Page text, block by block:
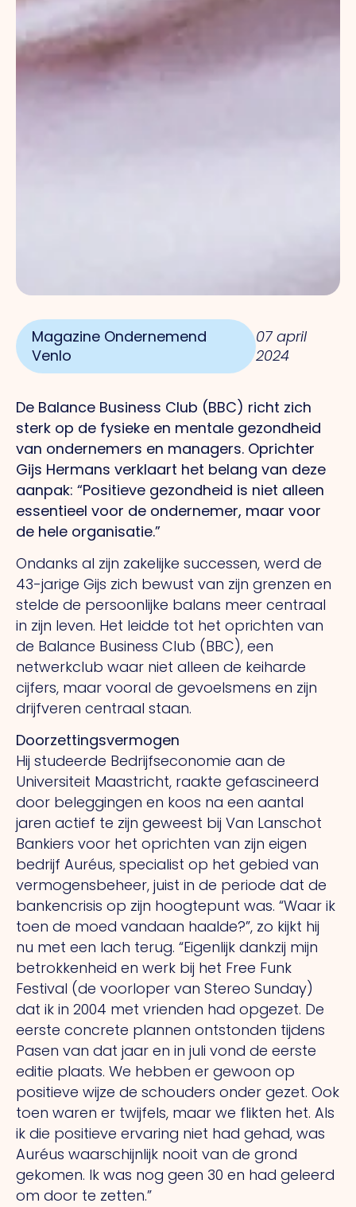
Magazine Ondernemend
Venlo
07 april
2024
De Balance Business Club (BBC) richt zich
sterk op de fysieke en mentale gezondheid
van ondernemers en managers. Oprichter
Gijs Hermans verklaart het belang van deze
aanpak: “Positieve gezondheid is niet alleen
essentieel voor de ondernemer, maar voor
de hele organisatie.”
Ondanks al zijn zakelijke successen, werd de
43-jarige Gijs zich bewust van zijn grenzen en
stelde de persoonlijke balans meer centraal
in zijn leven. Het leidde tot het oprichten van
de Balance Business Club (BBC), een
netwerkclub waar niet alleen de keiharde
cijfers, maar vooral de gevoelsmens en zijn
drijfveren centraal staan.
Doorzettingsvermogen
Hij studeerde Bedrijfseconomie aan de
Universiteit Maastricht, raakte gefascineerd
door beleggingen en koos na een aantal
jaren actief te zijn geweest bij Van Lanschot
Bankiers voor het oprichten van zijn eigen
bedrijf Auréus, specialist op het gebied van
vermogensbeheer, juist in de periode dat de
bankencrisis op zijn hoogtepunt was. “Waar ik
toen de moed vandaan haalde?”, zo kijkt hij
nu met een lach terug. “Eigenlijk dankzij mijn
betrokkenheid en werk bij het Free Funk
Festival (de voorloper van Stereo Sunday)
dat ik in 2004 met vrienden had opgezet. De
eerste concrete plannen ontstonden tijdens
Pasen van dat jaar en in juli vond de eerste
editie plaats. We hebben er gewoon op
positieve wijze de schouders onder gezet. Ook
toen waren er twijfels, maar we flikten het. Als
ik die positieve ervaring niet had gehad, was
Auréus waarschijnlijk nooit van de grond
gekomen. Ik was nog geen 30 en had geleerd
om door te zetten.”